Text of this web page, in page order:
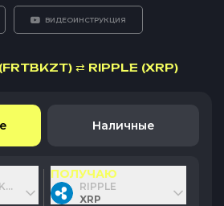
ВИДЕОИНСТРУКЦИЯ
⇄ RIPPLE (XRP)
Наличные
ПОЛУЧАЮ
RIPPLE
XRP